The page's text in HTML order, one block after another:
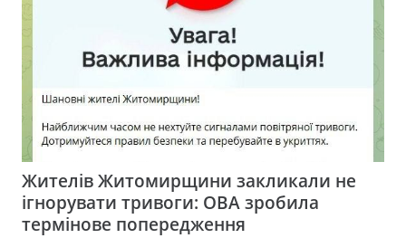
Жителів Житомирщини закликали не
ігнорувати тривоги: ОВА зробила
термінове попередження